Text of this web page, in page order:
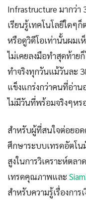
Infrastructure มากว่
เรียนรู้เทคโนโลยีใดๆ
หรือดูวิดีโอเท่านั้นผม
ไม่เคยลงมือทำสุดท้าย
ทำจริงทุกวันแม้วันละ
แข็งแกร่งกว่าคนที่อ่าน
ไม่มีวันที่พร้อมจริงๆหร
สำหรับผู้ที่สนใจต่อยอด
ศึกษาระบบเทรดอัตโน
สูงในการวิเคราะห์ตลา
เทรดคุณภาพและ
สำหรับความรู้เรื่องกา